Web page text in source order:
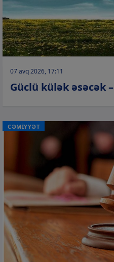
07 avq 2026, 17:11
Güclü külək əsəcək –
CƏMİYYƏT